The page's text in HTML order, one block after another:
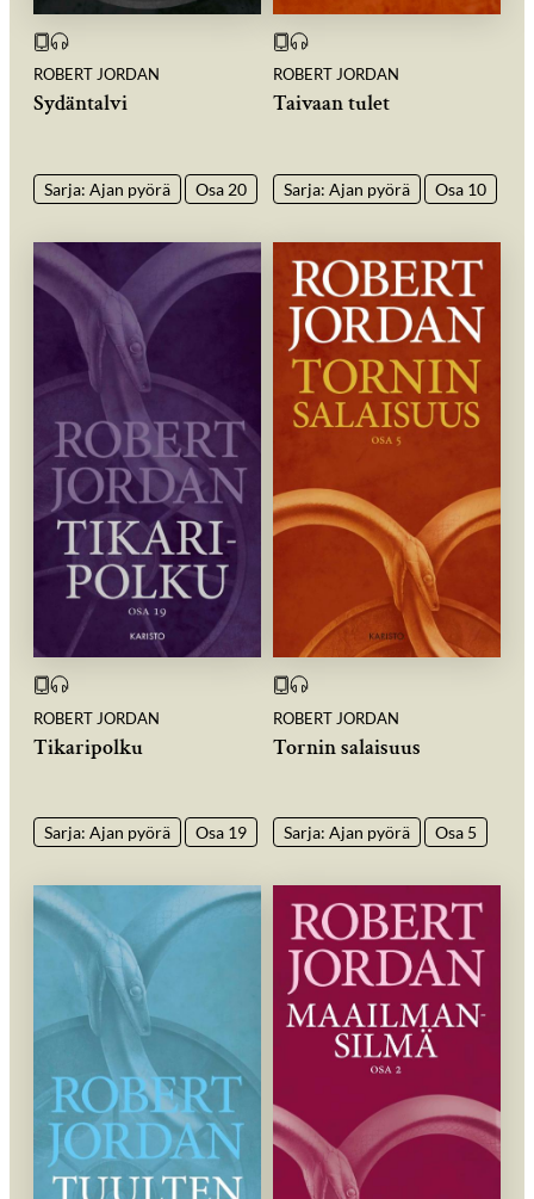
ROBERT JORDAN
Sydäntalvi
Sarja: Ajan pyörä Osa 20
ROBERT JORDAN
Taivaan tulet
Sarja: Ajan pyörä Osa 10
ROBERT JORDAN
Tikaripolku
Sarja: Ajan pyörä Osa 19
ROBERT JORDAN
Tornin salaisuus
Sarja: Ajan pyörä Osa 5